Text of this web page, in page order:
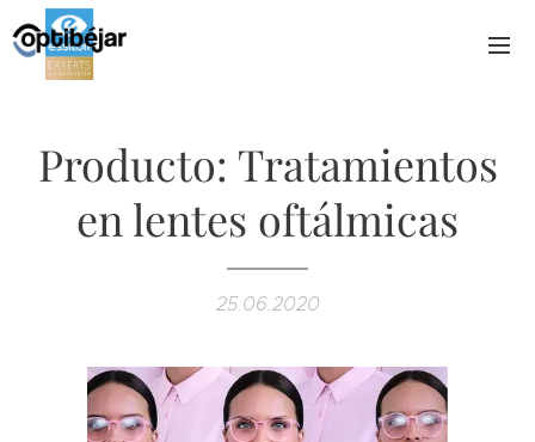
Producto: Tratamientos
en lentes oftálmicas
25.06.2020